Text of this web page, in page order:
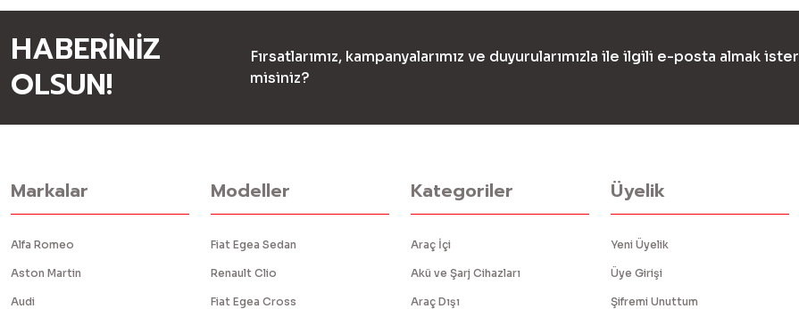
HABERİNİZ
OLSUN!
Fırsatlarımız, kampanyalarımız ve duyurularımızla ile ilgili e-posta almak ister
misiniz?
Markalar
Alfa Romeo
Aston Martin
Audi
Modeller
Fiat Egea Sedan
Renault Clio
Fiat Egea Cross
Kategoriler
Araç İçi
Akü ve Şarj Cihazları
Araç Dışı
Üyelik
Yeni Üyelik
Üye Girişi
Şifremi Unuttum